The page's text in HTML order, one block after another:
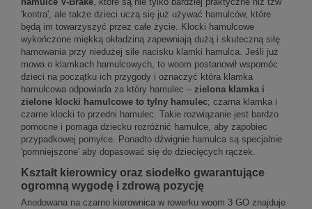
'kontra', ale także dzieci uczą się już używać hamulców, które
będą im towarzyszyć przez całe życie. Klocki hamulcowe
wykończone miękką okładziną zapewniają dużą i skuteczną siłę
hamowania przy niedużej sile nacisku klamki hamulca. Jeśli już
mowa o klamkach hamulcowych, to woom postanowił wspomóc
dzieci na początku ich przygody i oznaczyć która klamka
hamulcowa odpowiada za który hamulec – zielona klamka i
zielone klocki hamulcowe to tylny hamulec; czarna klamka i
czarne klocki to przedni hamulec. Takie rozwiązanie jest bardzo
pomocne i pomaga dziecku rozróżnić hamulce, aby zapobiec
przypadkowej pomyłce. Ponadto dźwignie hamulca są specjalnie
'pomniejszone' aby dopasować się do dziecięcych rączek.
Kształt kierownicy oraz siodełko gwarantujące
ogromną wygodę i zdrową pozycję
Anodowana na czarno kierownica w rowerku woom 3 GO znajduje